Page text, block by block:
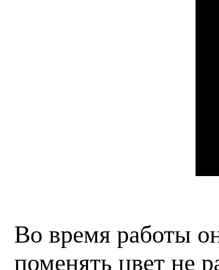
Во время работы
поменять цвет не